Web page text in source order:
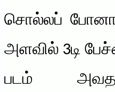
சொல்லப்
அளவில் 3டி
படம்